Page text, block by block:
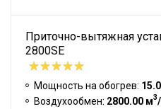
Приточно-вытяжная
2800SE
Мощность на обогрев:
Воздухообмен: 2800.00 м3